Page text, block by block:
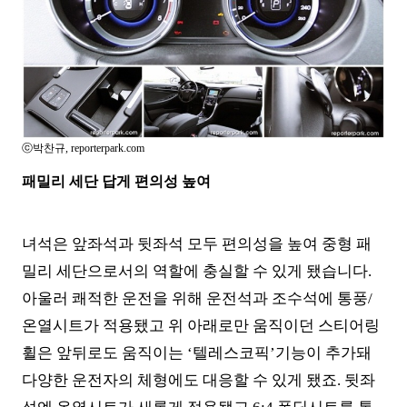
ⓒ박찬규, reporterpark.com
패밀리 세단 답게 편의성 높여
녀석은 앞좌석과 뒷좌석 모두 편의성을 높여 중형 패
밀리 세단으로서의 역할에 충실할 수 있게 됐습니다.
아울러 쾌적한 운전을 위해 운전석과 조수석에 통풍/
온열시트가 적용됐고 위 아래로만 움직이던 스티어링
휠은 앞뒤로도 움직이는 ‘텔레스코픽’기능이 추가돼
다양한 운전자의 체형에도 대응할 수 있게 됐죠. 뒷좌